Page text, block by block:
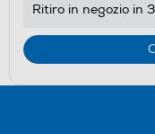
Ritiro in negozio in